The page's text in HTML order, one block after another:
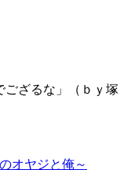
ござるな」（ｂｙ塚